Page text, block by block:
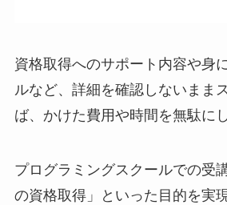
資格取得へのサポート内容や身
ルなど、詳細を確認しないまま
ば、かけた費用や時間を無駄に
プログラミングスクールでの受
の資格取得」といった目的を実